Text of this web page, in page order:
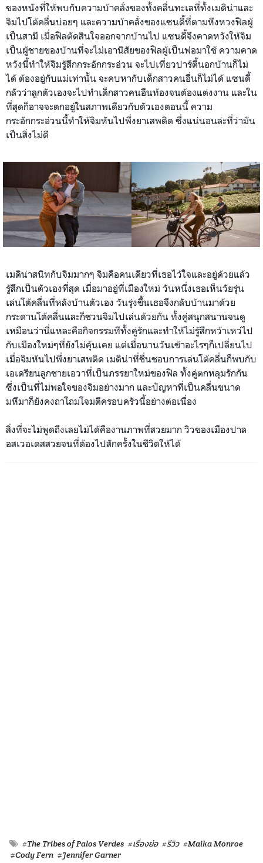
ของหนังที่ให้พบกับความบ้าคลั่งของทั้งคลื่นทะเลที่ทั้งเมดิน่าและ
จิมไปโต้คลื่นบ่อยๆ และความบ้าคลั่งของแซนดี้ที่ตามหึงหวงฟิลผู้
เป็นสามี เมื่อฟิลตัดสินใจออกจากบ้านไป แซนดี้จึงคาดหวังให้จิม
เป็นผู้ชายของบ้านที่จะไม่เอานิสัยของฟิลผู้เป็นพ่อมาใช้ ความคาด
หวังนี้ทำให้จิมรู้สึกกระอักกระอ่วน จะไปเที่ยวปาร์ตี้นอกบ้านก็ไม่
ได้ ต้องอยู่กับแม่เท่านั้น จะคบหากับเด็กสาวคนอื่นก็ไม่ได้ แซนดี้
กลัวว่าลูกตัวเองจะไปทำเด็กสาวคนอืนท้องจนต้องแต่งงาน และใน
ที่สุดก็อาจจะตกอยู่ในสภาพเดียวกับตัวเองตอนนี้ ความ
กระอักกระอ่วนนี้ทำให้จิมหันไปพึ่งยาเสพติด ซึ่งแน่นอนล่ะที่ว่ามัน
เป็นสิ่งไม่ดี
เมดิน่าสนิทกับจิมมากๆ จิมคือคนเดียวที่เธอไว้ใจและอยู่ด้วยแล้ว
รู้สึกเป็นตัวเองที่สุด เมื่อมาอยู่ที่เมืองใหม่ วันหนึ่งเธอเห็นวัยรุ่น
เล่นโต้คลื่นที่หลังบ้านตัวเอง วันรุ่งขึ้นเธอจึงกลับบ้านมาด้วย
กระดานโต้คลื่นและก็ชวนจิมไปเล่นด้วยกัน ทั้งคู่สนุกสนานจนดู
เหมือนว่านี่แหละคือกิจกรรมทีทั้งคู่รักและทำให้ไม่รู้สึกหว้าเหว่ไป
กับเมืองใหม่ๆที่ยังไม่คุ้นเคย แต่เมื่อนานวันเข้าอะไรๆก็เปลี่ยนไป
เมื่อจิมหันไปพึ่งยาเสพติด เมดิน่าที่ชื่นชอบการเล่นโต้คลื่นก็พบกับ
เอเดรียนลูกชายเอวาที่เป็นภรรยาใหม่ของฟิล ทั้งคู่ตกหลุมรักกัน
ซึ่งเป็นที่ไม่พอใจของจิมอย่างมาก และปัญหาที่เป็นคลื่นขนาด
มหึมาก็ยังคงถาโถมโจมตีครอบครัวนี้อย่างต่อเนื่อง
สิ่งที่จะไม่พูดถึงเลยไม่ได้คืองานภาพที่สวยมาก วิวของเมืองปาล
อสเวอเดสสวยจนที่ต้องไปสักครั้งในชีวิตให้ได้
#The Tribes of Palos Verdes #เรื่องย่อ #รีวิว #Maika Monroe
#Cody Fern #Jennifer Garner